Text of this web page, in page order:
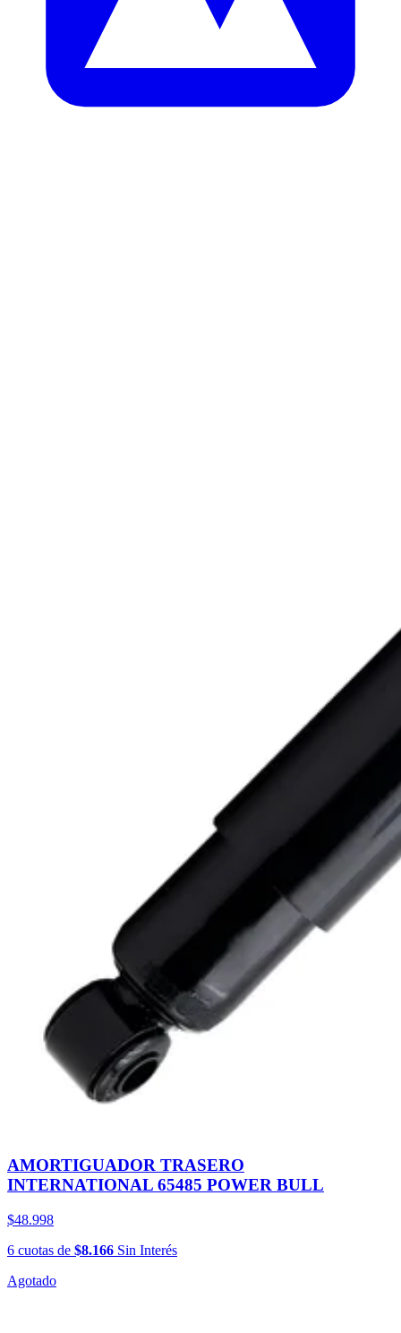
AMORTIGUADOR TRASERO
INTERNATIONAL 65485 POWER BULL
$48.998
6 cuotas de $8.166 Sin Interés
Agotado